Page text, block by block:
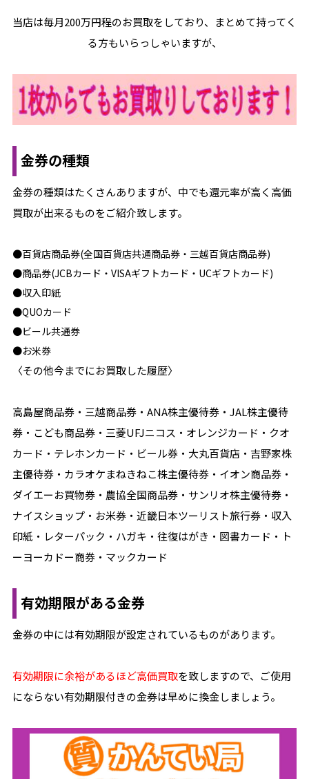
当店は毎月200万円程のお買取をしており、まとめて持ってく
る方もいらっしゃいますが、
金券の種類
金券の種類はたくさんありますが、中でも還元率が高く高価
買取が出来るものをご紹介致します。
●百貨店商品券(全国百貨店共通商品券・三越百貨店商品券)
●商品券(JCBカード・VISAギフトカード・UCギフトカード)
●収入印紙
●QUOカード
●ビール共通券
●お米券
〈その他今までにお買取した履歴〉
高島屋商品券・三越商品券・ANA株主優待券・JAL株主優待
券・こども商品券・三菱UFJニコス・オレンジカード・クオ
カード・テレホンカード・ビール券・大丸百貨店・吉野家株
主優待券・カラオケまねきねこ株主優待券・イオン商品券・
ダイエーお買物券・農協全国商品券・サンリオ株主優待券・
ナイスショップ・お米券・近畿日本ツーリスト旅行券・収入
印紙・レターパック・ハガキ・往復はがき・図書カード・ト
ーヨーカドー商券・マックカード
有効期限がある金券
金券の中には有効期限が設定されているものがあります。
有効期限に余裕があるほど高価買取を致しますので、ご使用
にならない有効期限付きの金券は早めに換金しましょう。